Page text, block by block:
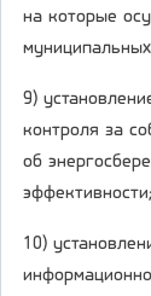
на которые
9)
контроля за
об
эффективности;
10)